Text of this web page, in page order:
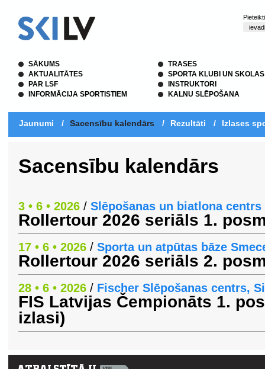
SĀKUMS
AKTUALITĀTES
PAR LSF
INFORMĀCIJA SPORTISTIEM
TRASES
SPORTA KLUBI UN SKOLAS
INSTRUKTORI
KALNU SLĒPOŠANA
Jaunumi / Sacensību kalendārs / Rezultāti / Izlases
Sacensību kalendārs
3 • 6 • 2026 / Slēpošanas un biatlona
Rollertour 2026 seriāls 1.
17 • 6 • 2026 / Sporta un atpūtas bāze
Rollertour 2026 seriāls 2.
28 • 6 • 2026 / Fischer Slēpošanas centrs,
FIS Latvijas Čempionāts 1.
izlasi)